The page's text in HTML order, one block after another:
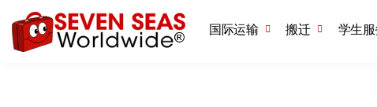
国际运输 搬迁 学生